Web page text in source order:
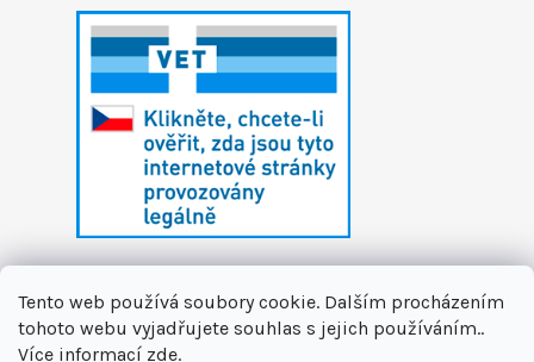
Tento web používá soubory cookie. Dalším procházením
tohoto webu vyjadřujete souhlas s jejich používáním..
Více informací zde.